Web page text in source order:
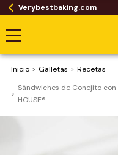
Verybestbaking.com
Inicio Galletas
Recetas
Sándwiches de Conejito con
HOUSE®